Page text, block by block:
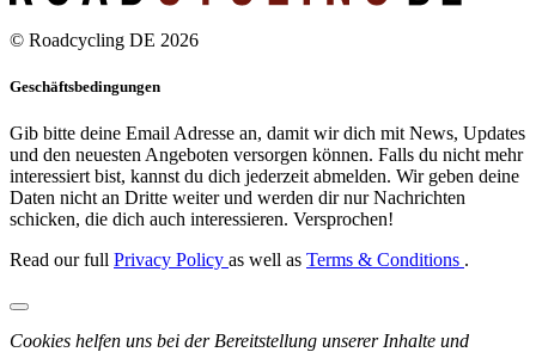
© Roadcycling DE 2026
Geschäftsbedingungen
Gib bitte deine Email Adresse an, damit wir dich mit News, Updates
und den neuesten Angeboten versorgen können. Falls du nicht mehr
interessiert bist, kannst du dich jederzeit abmelden. Wir geben deine
Daten nicht an Dritte weiter und werden dir nur Nachrichten
schicken, die dich auch interessieren. Versprochen!
Read our full Privacy Policy as well as Terms & Conditions .
Cookies helfen uns bei der Bereitstellung unserer Inhalte und